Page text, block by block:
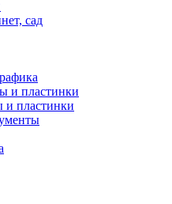
сад
и пластинки
и пластинки